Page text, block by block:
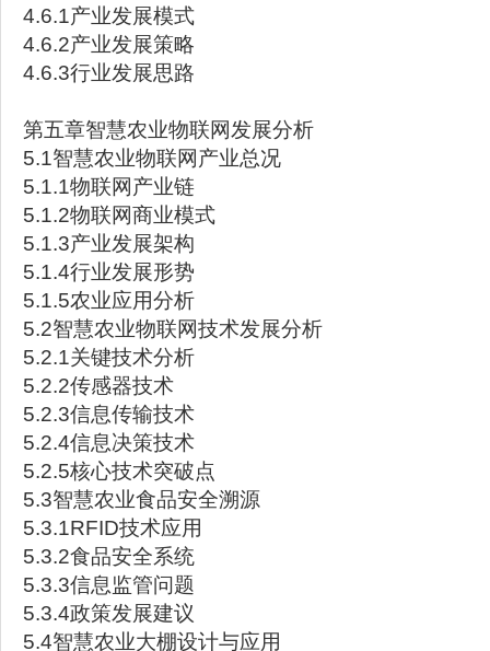
4.6.1产业发展模式
4.6.2产业发展策略
4.6.3行业发展思路
第五章智慧农业物联网发展分析
5.1智慧农业物联网产业总况
5.1.1物联网产业链
5.1.2物联网商业模式
5.1.3产业发展架构
5.1.4行业发展形势
5.1.5农业应用分析
5.2智慧农业物联网技术发展分析
5.2.1关键技术分析
5.2.2传感器技术
5.2.3信息传输技术
5.2.4信息决策技术
5.2.5核心技术突破点
5.3智慧农业食品安全溯源
5.3.1RFID技术应用
5.3.2食品安全系统
5.3.3信息监管问题
5.3.4政策发展建议
5.4智慧农业大棚设计与应用